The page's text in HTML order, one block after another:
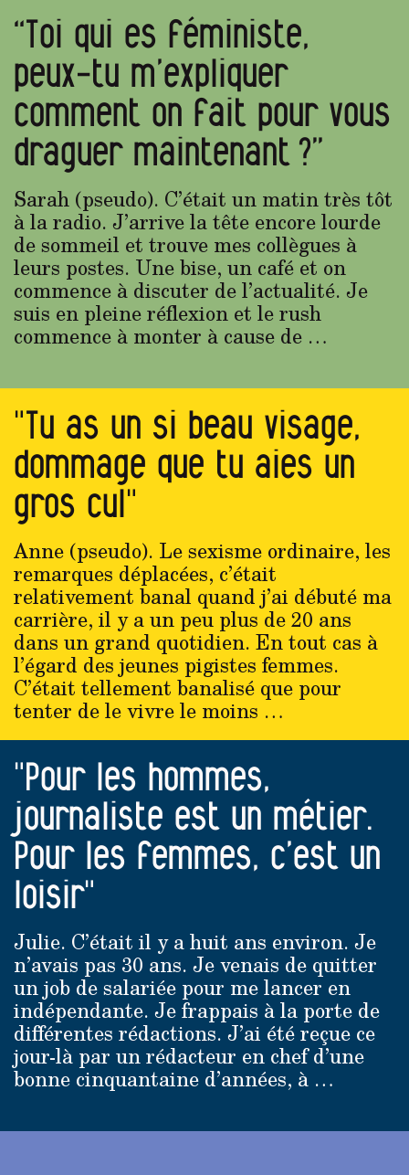
“Toi qui es féministe,
peux-tu m’expliquer
comment on fait pour vous
draguer maintenant ?”
Sarah (pseudo). C’était un matin très tôt
à la radio. J’arrive la tête encore lourde
de sommeil et trouve mes collègues à
leurs postes. Une bise, un café et on
commence à discuter de l’actualité. Je
suis en pleine réflexion et le rush
commence à monter à cause de …
"Tu as un si beau visage,
dommage que tu aies un
gros cul"
Anne (pseudo). Le sexisme ordinaire, les
remarques déplacées, c’était
relativement banal quand j’ai débuté ma
carrière, il y a un peu plus de 20 ans
dans un grand quotidien. En tout cas à
l’égard des jeunes pigistes femmes.
C’était tellement banalisé que pour
tenter de le vivre le moins …
"Pour les hommes,
journaliste est un métier.
Pour les femmes, c’est un
loisir"
Julie. C’était il y a huit ans environ. Je
n’avais pas 30 ans. Je venais de quitter
un job de salariée pour me lancer en
indépendante. Je frappais à la porte de
différentes rédactions. J’ai été reçue ce
jour-là par un rédacteur en chef d’une
bonne cinquantaine d’années, à …